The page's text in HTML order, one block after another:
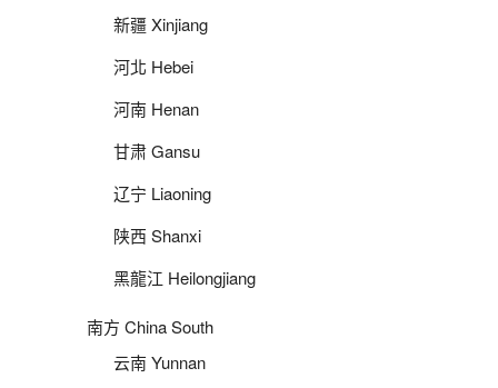
新疆 Xinjiang
河北 Hebei
河南 Henan
甘肃 Gansu
辽宁 Liaoning
陕西 Shanxi
黑龍江 Heilongjiang
南方 China South
云南 Yunnan